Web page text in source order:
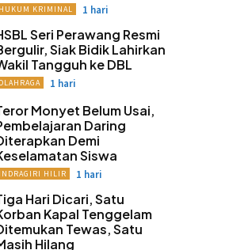
HUKUM KRIMINAL 1 hari
Seri Perawang Resmi
Siak Bidik Lahirkan
Tangguh ke DBL
1 hari
Monyet Belum Usai,
Daring
Demi
Siswa
INDRAGIRI HILIR 1 hari
Hari Dicari, Satu
Kapal Tenggelam
Tewas, Satu
Hilang